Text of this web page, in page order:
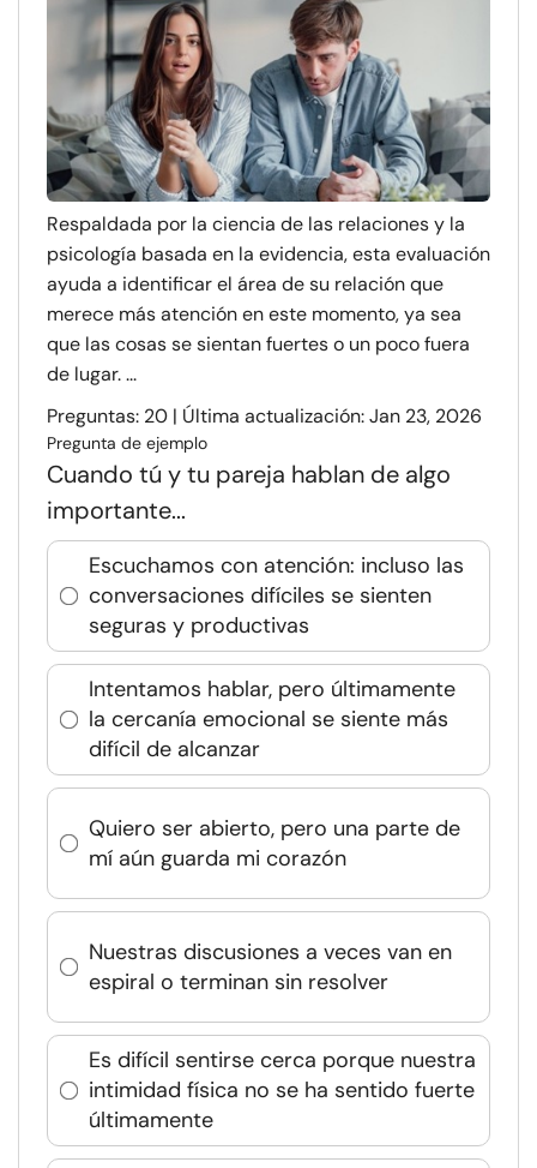
Respaldada por la ciencia de las relaciones y la
psicología basada en la evidencia, esta evaluación
ayuda a identificar el área de su relación que
merece más atención en este momento, ya sea
que las cosas se sientan fuertes o un poco fuera
de lugar. ...
Preguntas: 20 | Última actualización: Jan 23, 2026
Pregunta de ejemplo
Cuando tú y tu pareja hablan de algo
importante...
Escuchamos con atención: incluso las
conversaciones difíciles se sienten
seguras y productivas
Intentamos hablar, pero últimamente
la cercanía emocional se siente más
difícil de alcanzar
Quiero ser abierto, pero una parte de
mí aún guarda mi corazón
Nuestras discusiones a veces van en
espiral o terminan sin resolver
Es difícil sentirse cerca porque nuestra
intimidad física no se ha sentido fuerte
últimamente